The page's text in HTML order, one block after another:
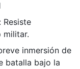
Resiste
militar.
inmersión de
batalla bajo la